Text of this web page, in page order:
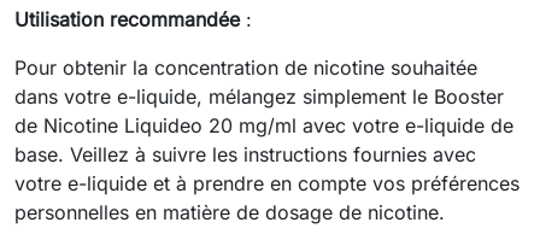
Utilisation recommandée:
Pour obtenir la concentration de nicotine souhaitée
dans votre e-liquide, mélangez simplement le Booster
de Nicotine Liquideo 20 mg/ml avec votre e-liquide de
base. Veillez à suivre les instructions fournies avec
votre e-liquide et à prendre en compte vos préférences
personnelles en matière de dosage de nicotine.